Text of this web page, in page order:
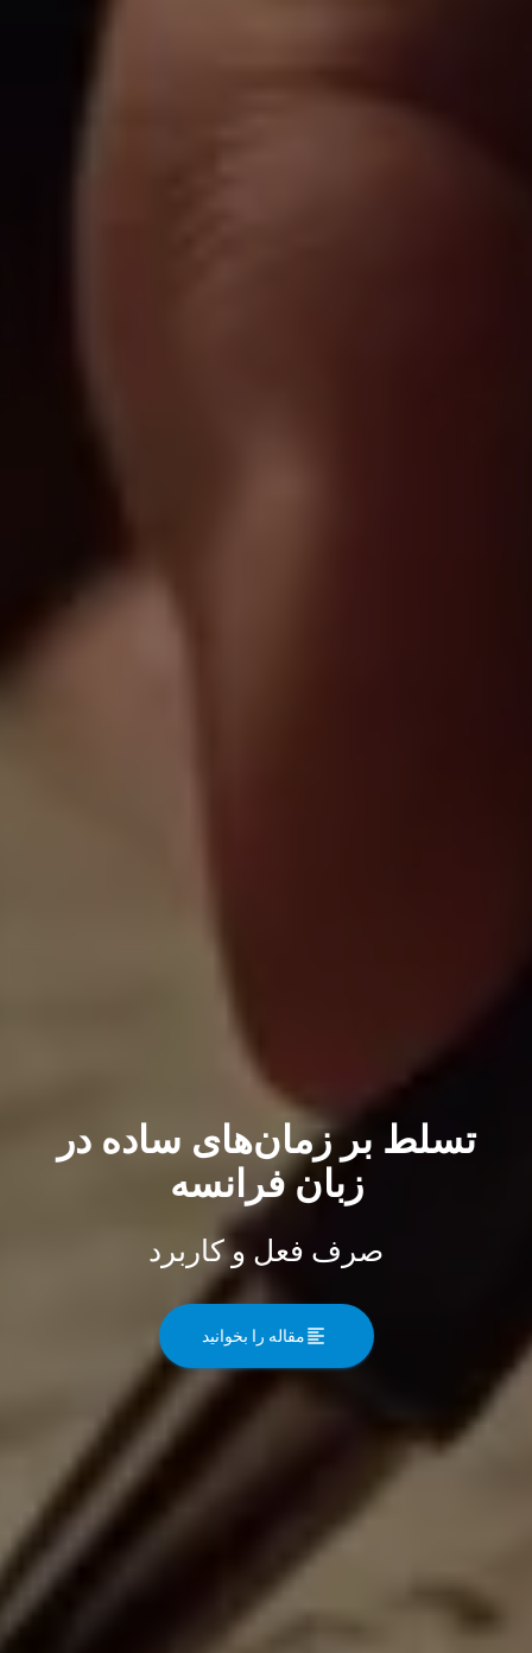
تسلط بر زمان‌های ساده در
زبان فرانسه
صرف فعل و کاربرد
مقاله را بخوانید